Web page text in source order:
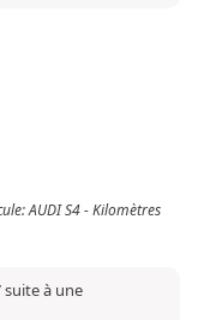
AUDI S4 - Kilomètres
suite à une